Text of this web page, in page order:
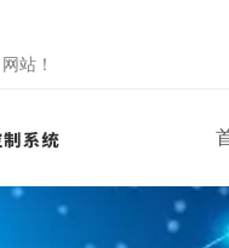
网站！